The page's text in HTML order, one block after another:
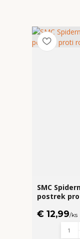
SMC
postrek
€ 12,99/ks